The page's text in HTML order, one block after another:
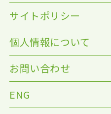
サイトポリシー
個人情報について
お問い合わせ
ENG